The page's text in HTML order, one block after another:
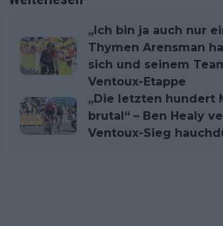
„Ich bin ja auch nur
Thymen Arensman
sich und seinem
Ventoux-Etappe
„Die letzten hundert
brutal“ – Ben Healy
Ventoux-Sieg